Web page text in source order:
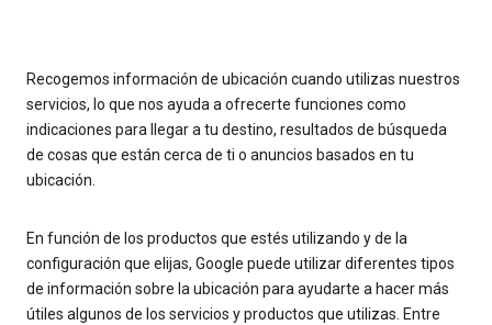
Recogemos información de ubicación cuando utilizas nuestros
servicios, lo que nos ayuda a ofrecerte funciones como
indicaciones para llegar a tu destino, resultados de búsqueda
de cosas que están cerca de ti o anuncios basados en tu
ubicación.
En función de los productos que estés utilizando y de la
configuración que elijas, Google puede utilizar diferentes tipos
de información sobre la ubicación para ayudarte a hacer más
útiles algunos de los servicios y productos que utilizas. Entre